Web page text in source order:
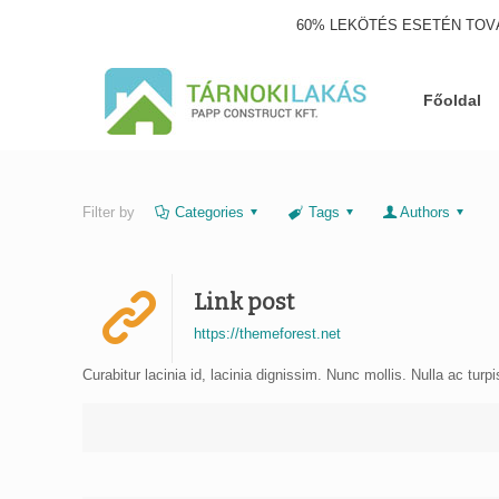
60% LEKÖTÉS ESETÉN
Főoldal
Filter by Categories Tags Authors
Link post
https://themeforest.net
Curabitur lacinia id, lacinia dignissim. Nunc mollis. Nulla ac